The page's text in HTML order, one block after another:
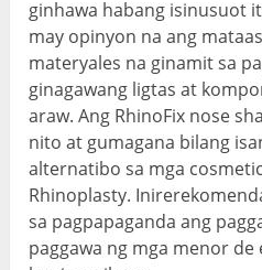
ginhawa habang isinusuot
may opinyon na ang
materyales na ginamit sa
ginagawang ligtas at
araw. Ang RhinoFix nose
nito at gumagana bilang
alternatibo sa mga
Rhinoplasty.
sa pagpapaganda ang
paggawa ng mga menor de